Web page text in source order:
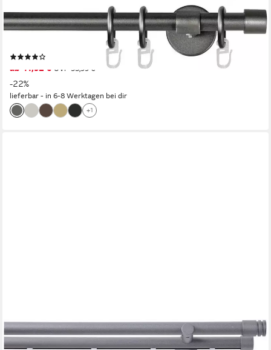
Gardinenstange RUSTIKA, Ø 16 mm, 1-läufig, Wunschmaßlänge,
verschraubt, Metall, rustikale Vorhanggarnitur, verlängerbar, m.
ab 41,92 € UVP 53,99 €
-22%
lieferbar - in 6-8 Werktagen bei dir
+1
GOOD LIFE
Kombi-Vorhangstange Mira, Ø 20 mm, 2-läufig, Fixmaß, mit